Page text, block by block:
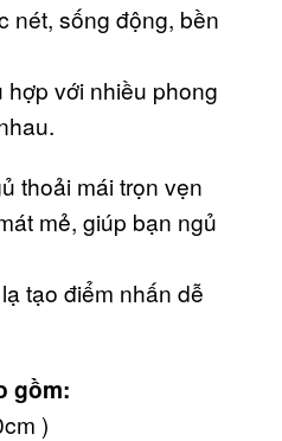
nét, sống động, bền
với nhiều phong
thoải mái trọn vẹn
mẻ, giúp bạn ngủ
tạo điểm nhấn dễ
gồm:
)